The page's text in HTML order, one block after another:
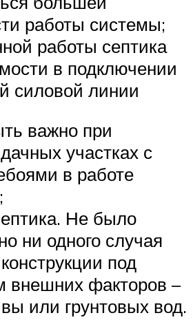
работы системы;
работы септика
в подключении
силовой линии
важно при
участках с
в работе
Не было
ни одного случая
под
внешних факторов –
или грунтовых вод.